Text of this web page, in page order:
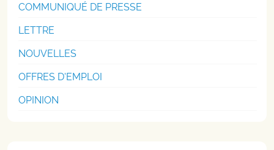
COMMUNIQUÉ DE PRESSE
LETTRE
NOUVELLES
OFFRES D'EMPLOI
OPINION